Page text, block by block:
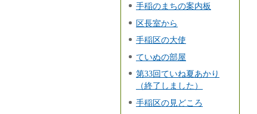
手稲のまちの案内板
区長室から
手稲区の大使
ていぬの部屋
第33回ていね夏あかり
（終了しました）
手稲区の見どころ